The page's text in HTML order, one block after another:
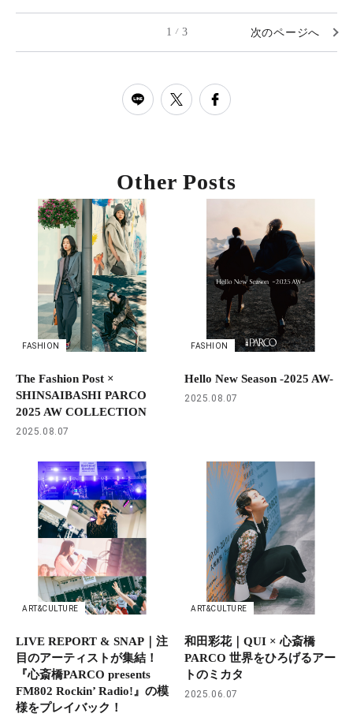
1 / 3 次のページへ
Other Posts
FASHION
The Fashion Post ×
SHINSAIBASHI PARCO
2025 AW COLLECTION
2025.08.07
FASHION
Hello New Season -2025 AW-
2025.08.07
ART&CULTURE
LIVE REPORT & SNAP｜注
目のアーティストが集結！
『心斎橋PARCO presents
FM802 Rockin’ Radio!』の模
様をプレイバック！
ART&CULTURE
和田彩花｜QUI × 心斎橋
PARCO 世界をひろげるアー
トのミカタ
2025.06.07